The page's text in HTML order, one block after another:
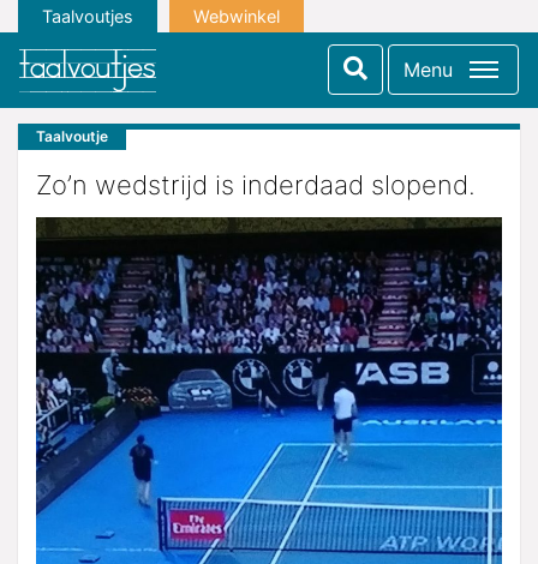
Taalvoutjes Webwinkel
Menu
Taalvoutje
Zo’n wedstrijd is inderdaad slopend.